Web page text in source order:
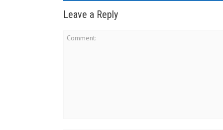
Leave a Reply